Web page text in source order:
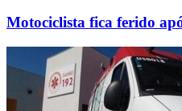
Motociclista fica ferido